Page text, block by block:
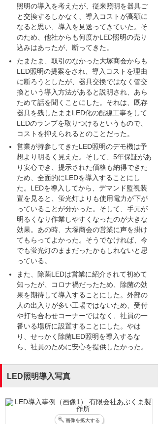
照明の導入を考えたが、従来照明を器具ご
と交換するしかなく、導入コストが高額に
なると思い、導入を見送ってきていた。そ
のため、他社からも何度かLED照明の売り
込みはあったが、断ってきた。
たまたま、取引のなかった大塚商会からも
LED照明の提案をされ、導入コストを理由
に断ろうとしたが、器具交換ではなく管交
換という導入方法があると説明され、あら
ためて話を聞くことにした。それは、既存
器具を残したままLED化の配線工事をして
LEDのランプを取りつけるというもので、
コストを抑えられるとのことだった。
営業が持参してきたLED照明のデモ機は予
想より明るく見えた。そして、5年保証があ
り安心でき、提示された価格も納得できた
ため、全面的にLEDを導入することにし
た。LEDを導入してから、デマンド監視装
置を見ると、蛍光灯よりも使用電力が下が
っていることが分かった。そして、手元が
明るくなり作業しやすくなったのが大きな
効果。あの時、大塚商会の営業に声を掛け
てもらってよかった。そうでなければ、今
でも蛍光灯のままだったかもしれないと思
っている。
また、除菌LEDは営業に紹介されて初めて
知ったが、コロナ禍だったため、除菌の効
果を期待して導入することにした。外部の
人の出入りが多い工場ではないため、受付
や打ち合わせコーナーではなく、社員の一
番いる場所に設置することにした。やは
り、せっかく除菌LED照明を導入するな
ら、社員のために安心を提供したかった。
LED照明導入写真
画像を拡大する